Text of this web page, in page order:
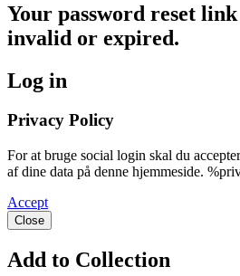
Your password reset
invalid or expired.
Log in
Privacy Policy
For at bruge social login skal du
af dine data på denne hjemmeside.
Accept
Close
Add to Collection